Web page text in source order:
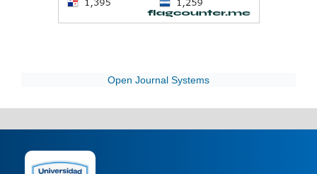
Open Journal Systems